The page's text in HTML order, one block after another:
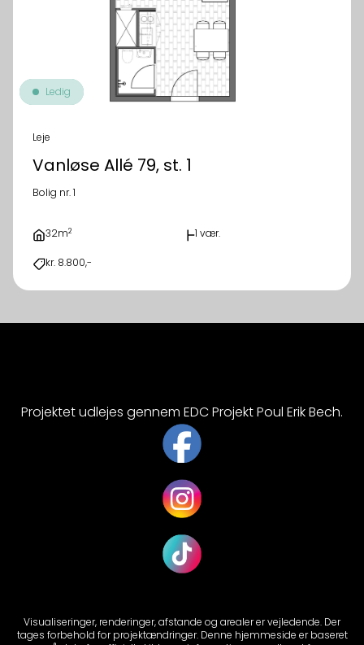
Ledig
Leje
Vanløse Allé 79, st. 1
Bolig nr. 1
32m2 1 vær.
kr. 8.800,-
Projektet udlejes gennem EDC Projekt Poul Erik Bech.
Visualiseringer, renderinger, afstande og arealer er vejledende. Der
tages forbehold for projektændringer. Denne hjemmeside er baseret